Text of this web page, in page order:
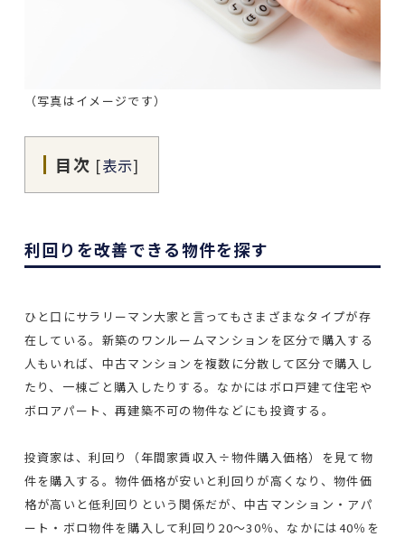
（写真はイメージです）
目次 [表示]
利回りを改善できる物件を探す
ひと口にサラリーマン大家と言ってもさまざまなタイプが存
在している。新築のワンルームマンションを区分で購入する
人もいれば、中古マンションを複数に分散して区分で購入し
たり、一棟ごと購入したりする。なかにはボロ戸建て住宅や
ボロアパート、再建築不可の物件などにも投資する。
投資家は、利回り（年間家賃収入÷物件購入価格）を見て物
件を購入する。物件価格が安いと利回りが高くなり、物件価
格が高いと低利回りという関係だが、中古マンション・アパ
ート・ボロ物件を購入して利回り20～30％、なかには40％を